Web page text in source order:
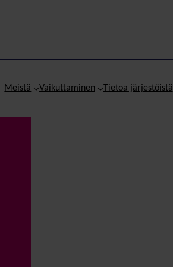
Meistä Vaikuttaminen Tietoa järjestöistä